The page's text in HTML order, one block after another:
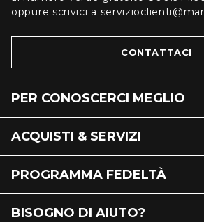
oppure scrivici a
CONTATTACI
PER CONOSCERCI MEGLIO
ACQUISTI & SERVIZI
PROGRAMMA FEDELTÀ
BISOGNO DI AIUTO?